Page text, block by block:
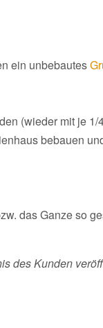
ein unbebautes
(wieder mit je
bebauen
das Ganze so
des Kunden